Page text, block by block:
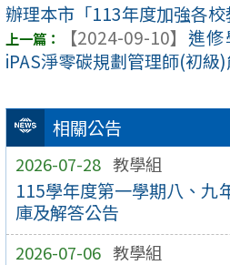
相關公告
2026-07-28 教學組
115學年度第一學期八、九
庫及解答公告
2026-07-06 教學組
辦理本市「113年度加強各校
【2024-09-10】 進修
iPAS淨零碳規劃管理師(初級